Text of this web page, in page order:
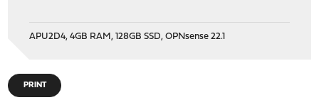
APU2D4, 4GB RAM, 128GB SSD, OPNsense 22.1
PRINT